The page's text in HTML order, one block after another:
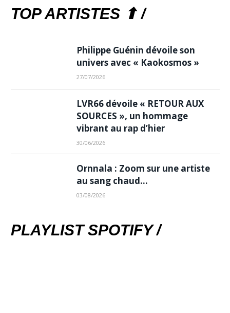
TOP ARTISTES ⬆ /
Philippe Guénin dévoile son
univers avec « Kaokosmos »
27/07/2026
LVR66 dévoile « RETOUR AUX
SOURCES », un hommage
vibrant au rap d’hier
30/06/2026
Ornnala : Zoom sur une artiste
au sang chaud…
03/08/2026
PLAYLIST SPOTIFY /